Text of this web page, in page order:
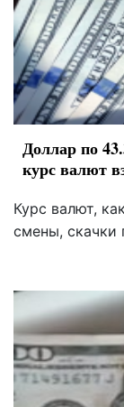
Доллар по
курс валют
Курс валют,
смены, скачки